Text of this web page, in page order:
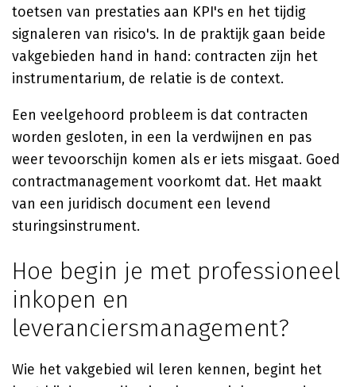
toetsen van prestaties aan KPI's en het tijdig
signaleren van risico's. In de praktijk gaan beide
vakgebieden hand in hand: contracten zijn het
instrumentarium, de relatie is de context.
Een veelgehoord probleem is dat contracten
worden gesloten, in een la verdwijnen en pas
weer tevoorschijn komen als er iets misgaat. Goed
contractmanagement voorkomt dat. Het maakt
van een juridisch document een levend
sturingsinstrument.
Hoe begin je met professioneel
inkopen en
leveranciersmanagement?
Wie het vakgebied wil leren kennen, begint het